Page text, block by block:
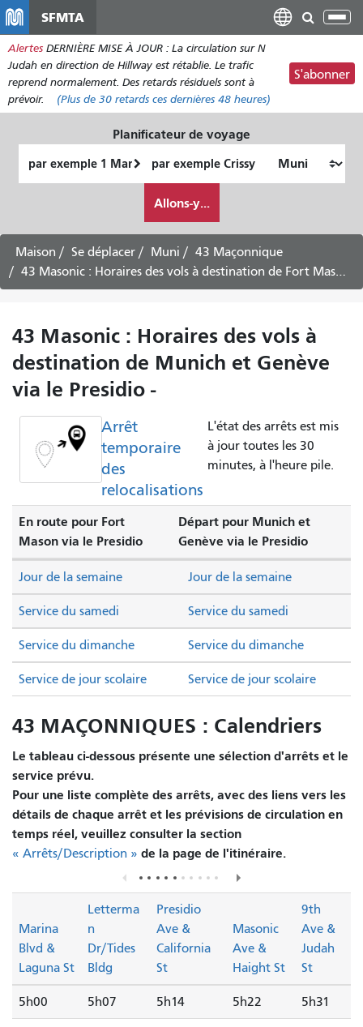
contenu
principal
SFMTA
Alertes DERNIÈRE MISE À JOUR : La circulation sur N
Judah en direction de Hillway est rétablie. Le trafic
reprend normalement. Des retards résiduels sont à
prévoir.
(Plus de 30 retards ces dernières 48 heures)
S'abonner
Planificateur de voyage
de
final
je
veux
voyager
Allons-y...
Maison Se déplacer Muni
43 Maçonnique
43 Masonic : Horaires des vols à destination de Fort Mason via le Presidio - 3 août 2026
43 Masonic : Horaires des vols à
destination de Munich et Genève
via le Presidio -
Arrêt
temporaire
des
relocalisations
L'état des arrêts est mis
à jour toutes les 30
minutes, à l'heure pile.
En route pour Fort
Mason via le Presidio
Départ pour Munich et
Genève via le Presidio
Service du samedi Service du samedi
Service du dimanche Service du dimanche
Jour de la semaine Jour de la semaine
Service de jour scolaire Service de jour scolaire
43 MAÇONNIQUES : Calendriers
Le tableau ci-dessous présente une sélection d'arrêts et le
service prévu.
Pour une liste complète des arrêts, avec des liens vers les
détails de chaque arrêt et les prévisions de circulation en
temps réel, veuillez consulter la section
« Arrêts/Description » de la page de l'itinéraire.
Marina
Blvd &
Laguna St
Letterma
n
Dr/Tides
Bldg
Presidio
Ave &
California
St
Masonic
Ave &
Haight St
9th
Ave &
Judah
St
5h00 5h07 5h14 5h22 5h31